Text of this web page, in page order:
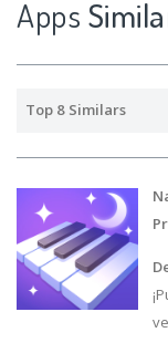
Apps
Top 8 Similars